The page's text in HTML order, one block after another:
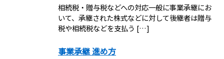
相続税・贈与税などへの対応一般に事業承継にお
いて、承継された株式などに対して後継者は贈与
税や相続税などを支払う […]
事業承継 進め方